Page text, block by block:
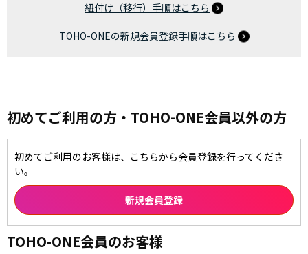
紐付け（移行）手順はこちら
TOHO-ONEの新規会員登録手順はこちら
初めてご利用の方・TOHO-ONE会員以外の方
初めてご利用のお客様は、こちらから会員登録を行ってくださ
い。
TOHO-ONE会員のお客様